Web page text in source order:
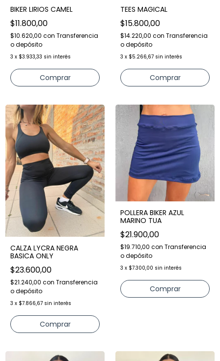
BIKER LIRIOS CAMEL
$11.800,00
$10.620,00 con Transferencia
o depósito
3 x $3.933,33 sin interés
Comprar
TEES MAGICAL
$15.800,00
$14.220,00 con Transferencia
o depósito
3 x $5.266,67 sin interés
CALZA LYCRA NEGRA
BASICA ONLY
$23.600,00
$21.240,00 con Transferencia
o depósito
3 x $7.866,67 sin interés
Comprar
POLLERA BIKER AZUL
MARINO TUA
$21.900,00
$19.710,00 con Transferencia
o depósito
3 x $7.300,00 sin interés
Comprar